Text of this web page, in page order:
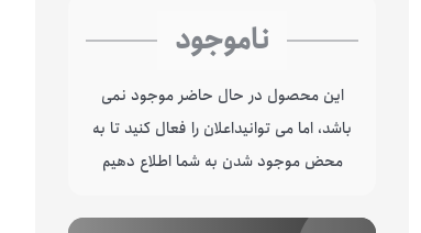
ناموجود
این محصول در حال حاضر موجود نمی
باشد، اما می توانیداعلان را فعال کنید تا به
محض موجود شدن به شما اطلاع دهیم